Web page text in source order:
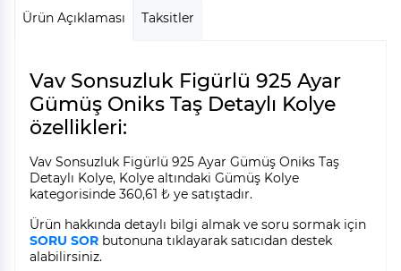
Ürün Açıklaması Taksitler
Vav Sonsuzluk Figürlü 925 Ayar
Gümüş Oniks Taş Detaylı Kolye
özellikleri:
Vav Sonsuzluk Figürlü 925 Ayar Gümüş Oniks Taş
Detaylı Kolye, Kolye altındaki Gümüş Kolye
kategorisinde 360,61 ₺ ye satıştadır.
Ürün hakkında detaylı bilgi almak ve soru sormak için
SORU SOR butonuna tıklayarak satıcıdan destek
alabilirsiniz.